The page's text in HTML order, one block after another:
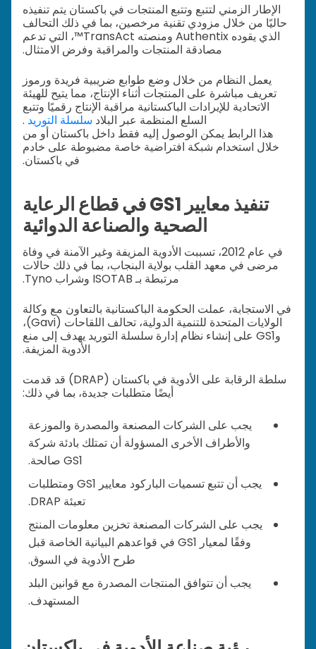
الإطار الزمني لتتبع وتتبع المنتجات في باكستان يتم تنفيذه
حاليًا من خلال مزودي تقنية مرخصين، بما في ذلك التحالف
الذي يقوده Authentix ومنصته TransAct™، التي تدعم
مصادقة المنتجات والمراقبة وفرض الامتثال.
يعمل النظام من خلال وضع طوابع ضريبية فريدة ورموز
تعريف مباشرة على المنتجات أثناء الإنتاج، مما يتيح للهيئة
الاتحادية للإيرادات الباكستانية مراقبة الإنتاج رقميًا وتتبع
السلع المنظمة عبر البلاد سلسلة التوريد .
هذا الرابط يمكن الوصول إليه فقط داخل باكستان أو من
خلال استخدام شبكة افتراضية خاصة مضبوطة على خادم
في باكستان.
تنفيذ معايير GS1 في قطاع الرعاية
الصحية والصناعة الدوائية
في عام 2012، تسببت الأدوية المزيفة وغير الآمنة في وفاة
مرضى في معهد القلب بولاية البنجاب، بما في ذلك حالات
مرتبطة بـ ISOTAB وشراب Tyno.
في الاستجابة، عملت الحكومة الباكستانية بالتعاون مع وكالة
الولايات المتحدة للتنمية الدولية، تحالف اللقاحات (Gavi)،
وGS1 على إنشاء نظام إدارة سلسلة التوريد يهدف إلى منع
الأدوية المزيفة.
سلطة الرقابة على الأدوية في باكستان (DRAP) قد قدمت
أيضًا متطلبات جديدة، بما في ذلك:
يجب على الشركات المصنعة والمصدرة والموزعة
والأطراف الأخرى المسؤولة أن تمتلك بادئة شركة
GS1 صالحة.
يجب أن تتبع تسميات الباركود معايير GS1 ومتطلبات
تعبئة DRAP.
يجب على الشركات المصنعة تخزين معلومات المنتج
وفقًا لمعيار GS1 في قواعدهم البيانية الخاصة قبل
طرح الأدوية في السوق.
يجب أن تتوافق المنتجات المصدرة مع قوانين البلد
المستهدف.